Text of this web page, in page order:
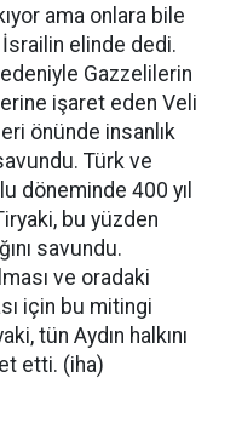
ama onlara bile
İsrailin elinde dedi.
Gazzelilerin
işaret eden Veli
önünde insanlık
Türk ve
döneminde 400 yıl
bu yüzden
savundu.
ve oradaki
için bu mitingi
tün Aydın halkını
etti. (iha)